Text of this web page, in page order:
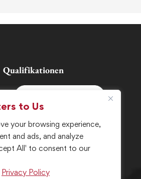
to Us
your browsing experience,
and ads, and analyze
All' to consent to our
Privacy Policy
Qualifikationen